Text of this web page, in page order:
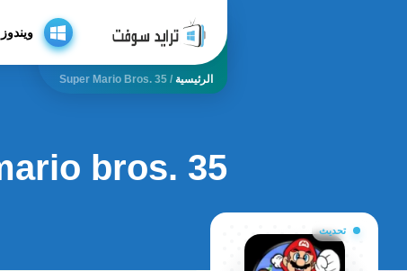
ويندوز
الرئيسية /
Super Mario Bros. 35
bros. 35
تحديث